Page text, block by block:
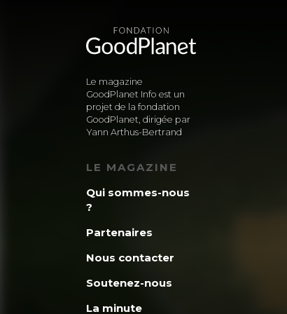
Le magazine
GoodPlanet Info est un
projet de la fondation
GoodPlanet, dirigée par
Yann Arthus-Bertrand
LE MAGAZINE
Qui sommes-nous
?
Partenaires
Nous contacter
Soutenez-nous
La minute